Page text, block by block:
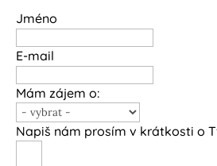
Jméno
E-mail
Mám zájem o:
Napiš nám prosím v krátkosti o